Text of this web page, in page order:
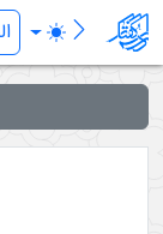
کتاب